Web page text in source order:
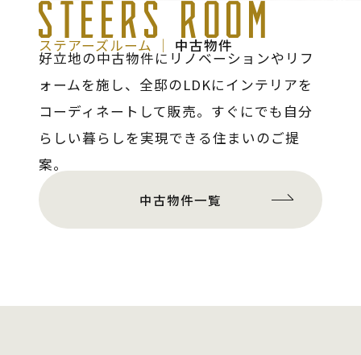
STEERS ROOM
ステアーズルーム │ 中古物件
好立地の中古物件にリノベーションやリフ
ォームを施し、全邸のLDKにインテリアを
コーディネートして販売。すぐにでも自分
らしい暮らしを実現できる住まいのご提
案。
中古物件一覧